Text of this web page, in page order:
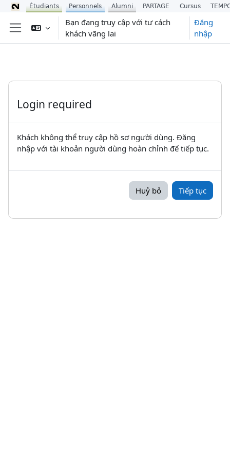
Chuyển tới nội dung chính
Bảng điều khiển cạnh
Bạn đang truy cập với tư cách
khách vãng lai
Đăng
nhập
Login required
Khách không thể truy cập hồ sơ người dùng. Đăng
nhập với tài khoản người dùng hoàn chỉnh để tiếp tục.
Huỷ bỏ Tiếp tục
Étudiants Personnels Alumni PARTAGE Cursus